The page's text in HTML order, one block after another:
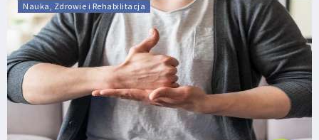
Nauka, Zdrowie i Rehabilitacja